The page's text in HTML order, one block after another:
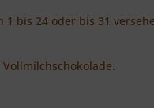
1 bis 24 oder bis 31